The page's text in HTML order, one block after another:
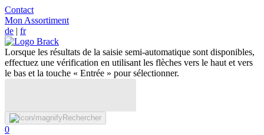
Contact
Mon Assortiment
de | fr
Lorsque les résultats de la saisie semi-automatique sont disponibles,
effectuez une vérification en utilisant les flèches vers le haut et vers
le bas et la touche « Entrée » pour sélectionner.
Rechercher
0